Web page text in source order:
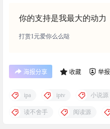
你的支持是我最大的动力
打赏1元爱你么么哒
海报分享 收藏 举报
ipa iptv 小说源
读不舍手 阅读源